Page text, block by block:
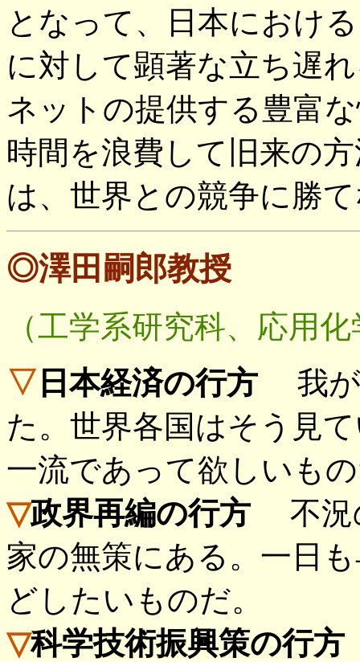
となって、日本におけ
に対して顕著な立ち遅
ネットの提供する豊富
時間を浪費して旧来の
は、世界との競争に勝
◎澤田嗣郎教授
（工学系研究科、応用
▽ 日本経済の行方 我が
た。世界各国はそう見
一流であって欲しいも
▽政界再編の行方 不況
家の無策にある。一日
どしたいものだ。
▽科学技術振興策の行方